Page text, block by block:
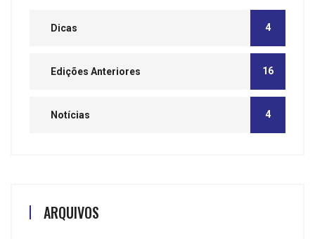
Dicas 4
Edições Anteriores 16
Notícias 4
ARQUIVOS